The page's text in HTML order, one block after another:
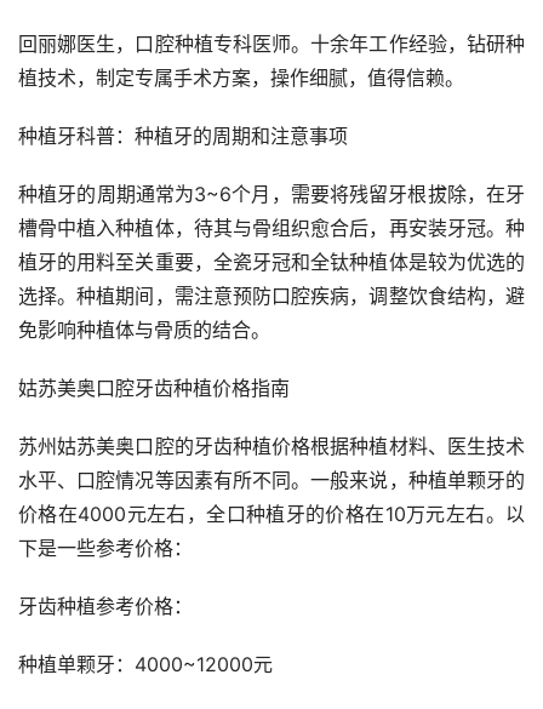
回丽娜医生，口腔种植专科医师。十余年工作经验，钻研种
植技术，制定专属手术方案，操作细腻，值得信赖。
种植牙科普：种植牙的周期和注意事项
种植牙的周期通常为3~6个月，需要将残留牙根拔除，在牙
槽骨中植入种植体，待其与骨组织愈合后，再安装牙冠。种
植牙的用料至关重要，全瓷牙冠和全钛种植体是较为优选的
选择。种植期间，需注意预防口腔疾病，调整饮食结构，避
免影响种植体与骨质的结合。
姑苏美奥口腔牙齿种植价格指南
苏州姑苏美奥口腔的牙齿种植价格根据种植材料、医生技术
水平、口腔情况等因素有所不同。一般来说，种植单颗牙的
价格在4000元左右，全口种植牙的价格在10万元左右。以
下是一些参考价格：
牙齿种植参考价格：
种植单颗牙：4000~12000元